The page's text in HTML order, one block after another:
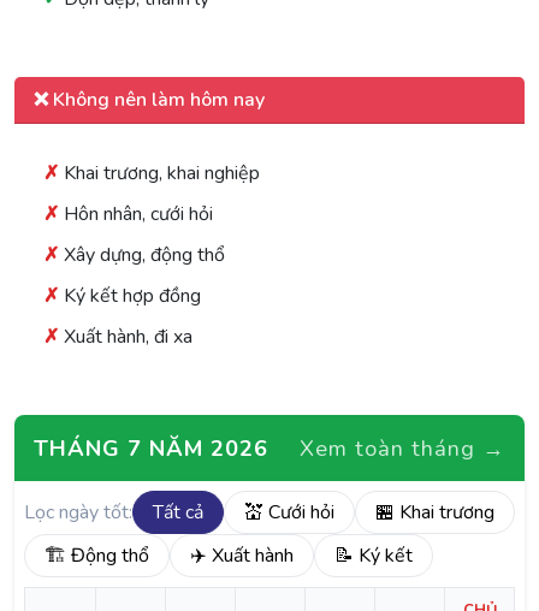
❌ Không nên làm hôm nay
Khai trương, khai nghiệp
Hôn nhân, cưới hỏi
Xây dựng, động thổ
Ký kết hợp đồng
Xuất hành, đi xa
THÁNG 7 NĂM 2026 Xem toàn tháng →
Lọc ngày tốt: Tất cả 💒 Cưới hỏi
🏪 Khai trương
🏗️ Động thổ
✈️ Xuất hành 📝 Ký kết